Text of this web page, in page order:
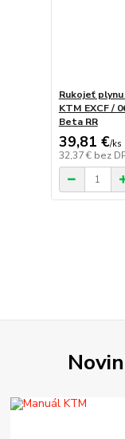
Rukojeť
KTM EXCF /
Beta RR
39,81 €/ks
32,37 € bez